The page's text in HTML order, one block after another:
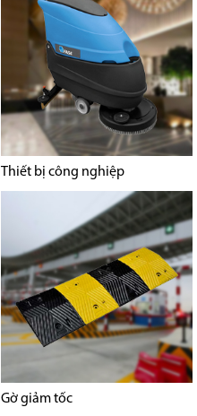
Thiết bị công nghiệp
Gờ giảm tốc